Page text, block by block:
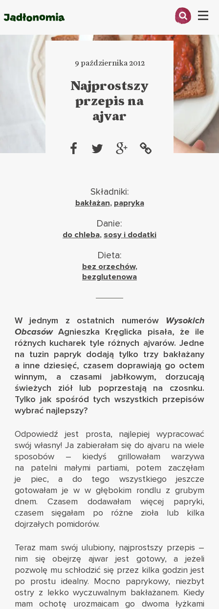
Menu
ARTYKUŁY
KSIĄŻKI
KONTAKT
9 października 2012
Najprostszy
przepis na
ajvar
Składniki:
bakłażan, papryka
Danie:
do chleba, sosy i dodatki
Dieta:
bez orzechów,
bezglutenowa
W jednym z ostatnich numerów Wysokich
ObcasówAgnieszka Kręglicka pisała, że ile
różnych kucharek tyle różnych ajvarów. Jedne
na tuzin papryk dodają tylko trzy bakłażany
a inne dziesięć, czasem doprawiają go octem
winnym, a czasami jabłkowym, dorzucają
świeżych ziół lub poprzestają na czosnku.
Tylko jak spośród tych wszystkich przepisów
wybrać najlepszy?
Odpowiedź jest prosta, najlepiej wypracować
swój własny! Ja zabierałam się do ajvaru na wiele
sposobów – kiedyś grillowałam warzywa
na patelni małymi partiami, potem zaczęłam
je piec, a do tego wszystkiego jeszcze
gotowałam je w w głębokim rondlu z grubym
dnem. Czasem dodawałam więcej papryki,
czasem sięgałam po różne zioła lub kilka
dojrzałych pomidorów.
Teraz mam swój ulubiony, najprostszy przepis –
nim się obejrzę ajwar jest gotowy, a jeżeli
pozwolę mu schłodzić się przez kilka godzin jest
po prostu idealny. Mocno paprykowy, niezbyt
ostry z lekko wyczuwalnym bakłażanem. Kiedy
mam ochotę urozmaicam go dwoma łyżkami